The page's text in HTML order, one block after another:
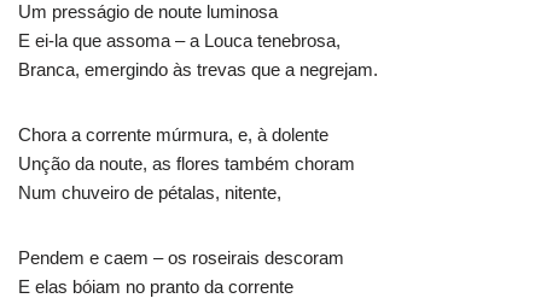
Um presságio de noute luminosa
E ei-la que assoma – a Louca tenebrosa,
Branca, emergindo às trevas que a negrejam.
Chora a corrente múrmura, e, à dolente
Unção da noute, as flores também choram
Num chuveiro de pétalas, nitente,
Pendem e caem – os roseirais descoram
E elas bóiam no pranto da corrente